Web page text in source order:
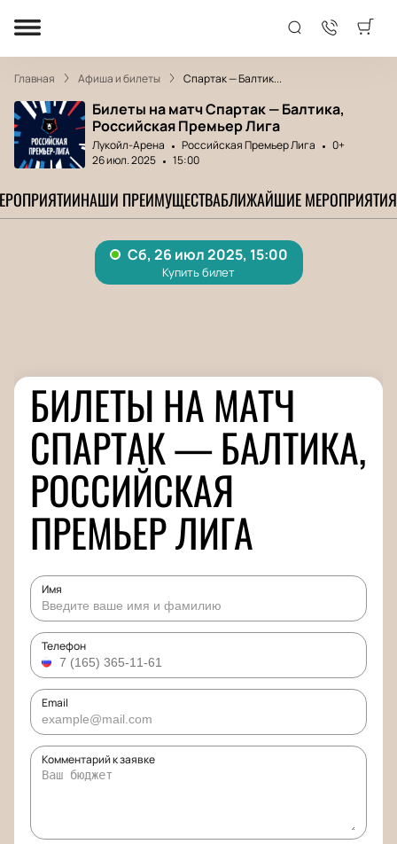
Главная Афиша и билеты Спартак — Балтик...
Билеты на матч Спартак — Балтика,
Российская Премьер Лига
Лукойл-Арена Российская Премьер Лига
0+
26 июл. 2025
15:00
НАШИ ПРЕИМУЩЕСТВАБЛИЖАЙШИЕ МЕРОПРИЯТИЯ
БИЛЕТЫ НА МАТЧ
СПАРТАК — БАЛТИКА,
РОССИЙСКАЯ
ПРЕМЬЕР ЛИГА
Имя
Телефон
Email
Комментарий к заявке